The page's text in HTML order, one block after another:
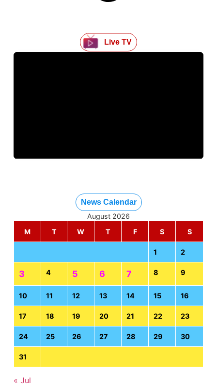
Live TV
News Calendar
August 2026
M
T W T F S S
1 2
3 4 5 6 7 8 9
10 11 12 13 14 15 16
17 18 19 20 21 22 23
24 25 26 27 28 29 30
31
« Jul